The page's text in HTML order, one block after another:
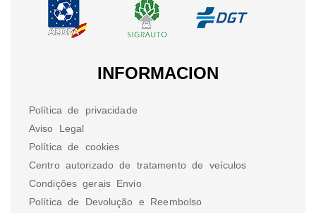
INFORMACION
Política de privacidade
Aviso Legal
Política de cookies
Centro autorizado de tratamento de veículos
Condições gerais Envio
Política de Devolução e Reembolso